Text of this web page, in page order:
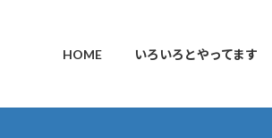
HOME いろいろとやってます